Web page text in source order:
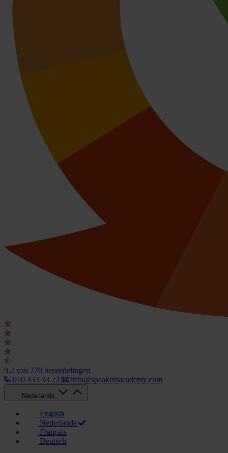
9.2 van 770 beoordelingen
010 433 33 22
info@speakersacademy.com
Nederlands
English
Nederlands
Français
Deutsch